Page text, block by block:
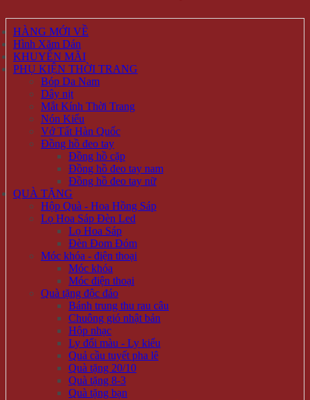
HÀNG MỚI VỀ
Hình Xăm Dán
KHUYẾN MÃI
PHỤ KIỆN THỜI TRANG
Bóp Da Nam
Dây nịt
Mắt Kính Thời Trang
Nón Kiểu
Vớ Tất Hàn Quốc
Đồng hồ đeo tay
Đồng hồ cặp
Đồng hồ đeo tay nam
Đồng hồ đeo tay nữ
QUÀ TẶNG
Hộp Quà - Hoa Hồng Sáp
Lọ Hoa Sáp Đèn Led
Lọ Hoa Sáp
Đèn Đom Đóm
Móc khóa - điện thoại
Móc khóa
Móc điện thoại
Quà tặng độc đáo
Bánh trung thu rau câu
Chuông gió nhật bản
Hộp nhạc
Ly đổi màu - Ly kiểu
Quả cầu tuyết pha lê
Quà tặng 20/10
Quà tặng 8-3
Quà tặng bạn